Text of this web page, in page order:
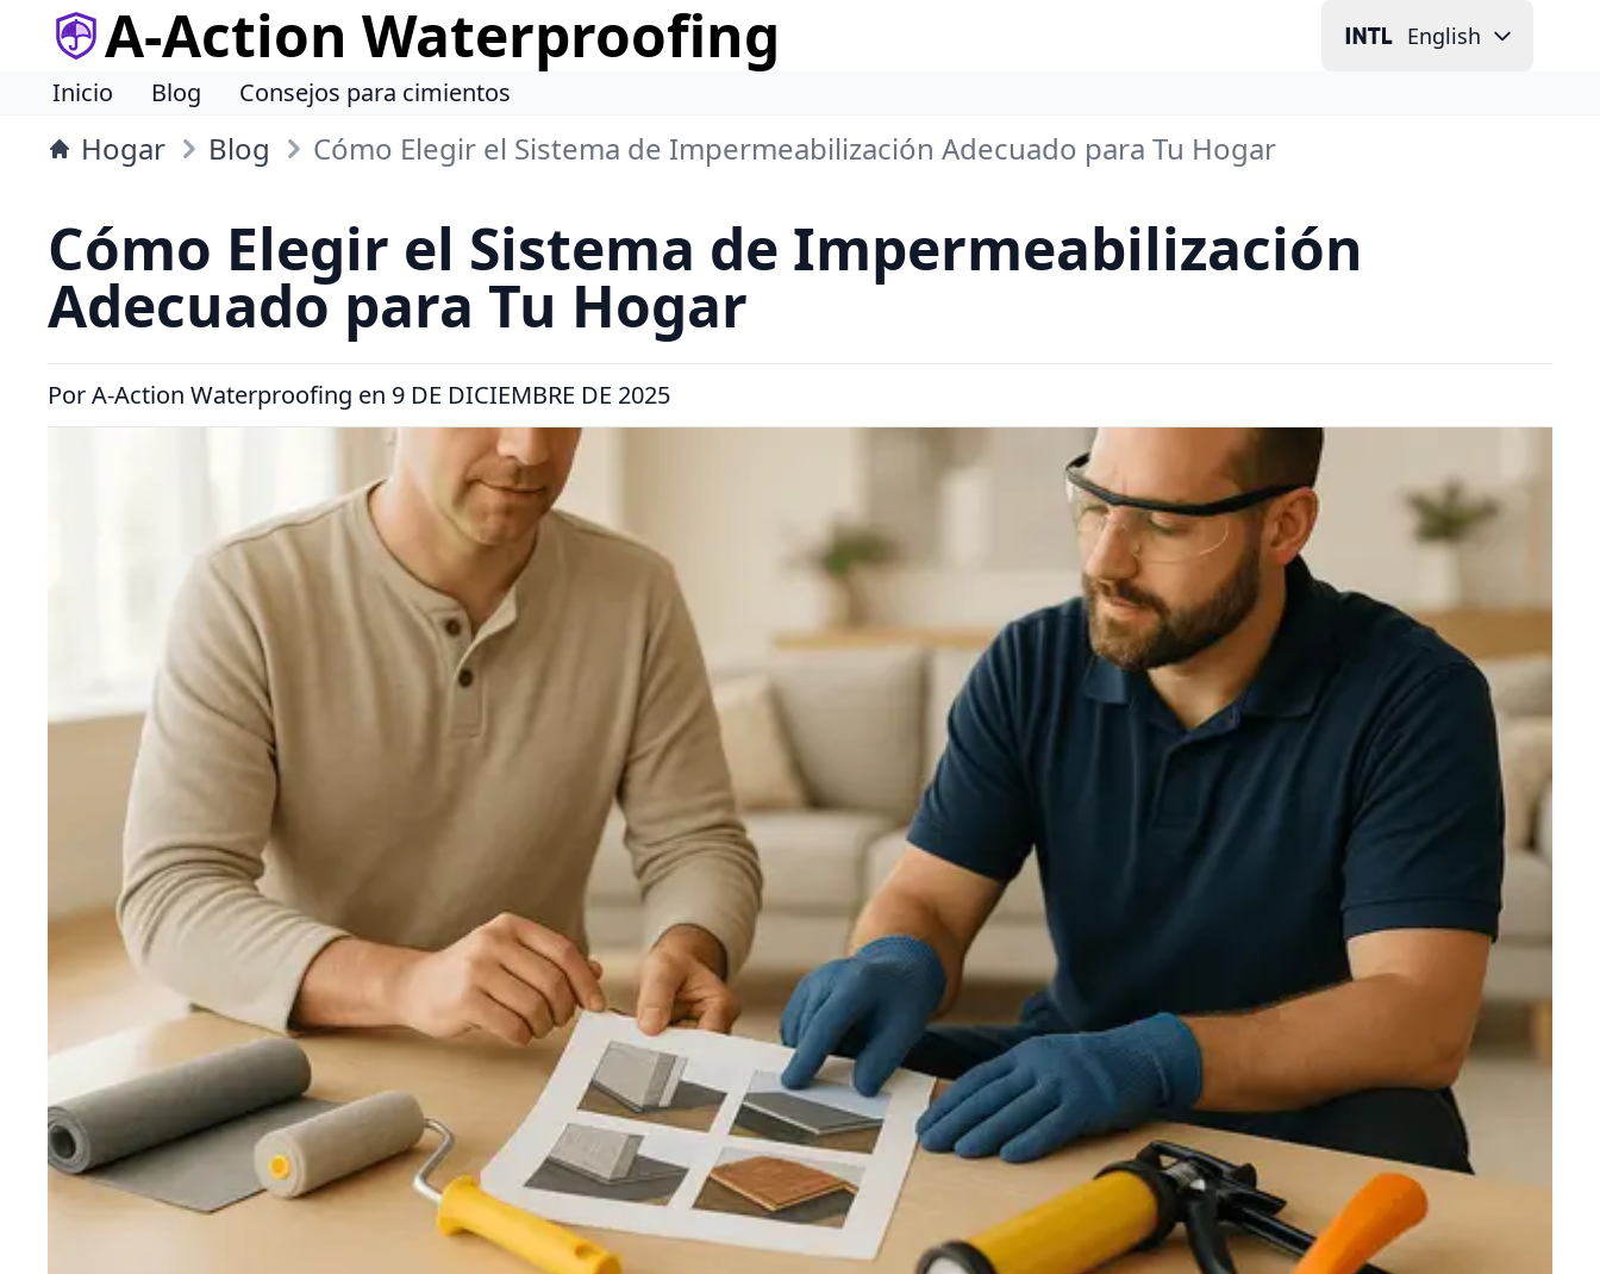
A-Action Waterproofing English
Inicio Blog Consejos para cimientos
Hogar Blog Cómo Elegir el Sistema de Impermeabilización Adecuado para Tu Hogar
Cómo Elegir el Sistema de Impermeabilización
Adecuado para Tu Hogar
PorA-Action Waterproofing en 9 DE DICIEMBRE DE 2025